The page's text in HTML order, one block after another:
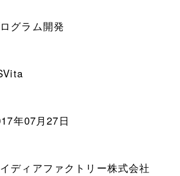
グラム開発
年07月27日
ディアファクトリー株式会社